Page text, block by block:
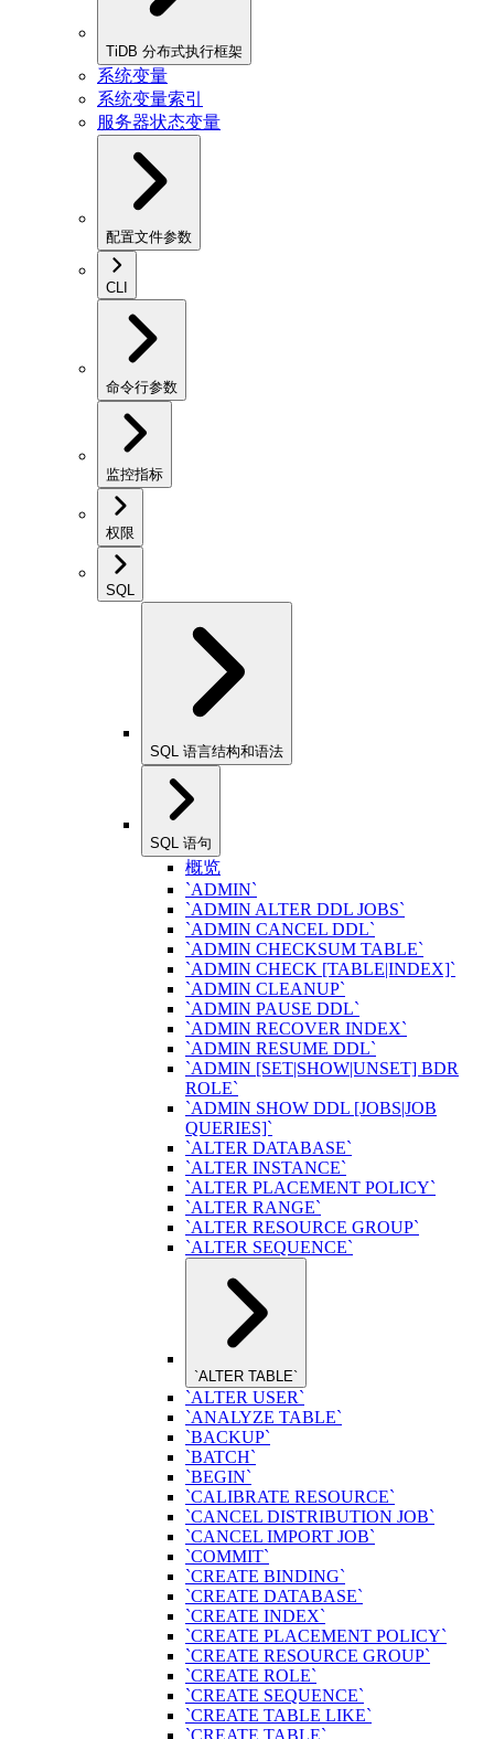
TiDB 分布式执行框架
系统变量
系统变量索引
服务器状态变量
配置文件参数
CLI
命令行参数
监控指标
权限
SQL
SQL 语言结构和语法
SQL 语句
概览
`ADMIN`
`ADMIN ALTER DDL JOBS`
`ADMIN CANCEL DDL`
`ADMIN CHECKSUM TABLE`
`ADMIN CHECK [TABLE|INDEX]`
`ADMIN CLEANUP`
`ADMIN PAUSE DDL`
`ADMIN RECOVER INDEX`
`ADMIN RESUME DDL`
`ADMIN [SET|SHOW|UNSET] BDR
ROLE`
`ADMIN SHOW DDL [JOBS|JOB
QUERIES]`
`ALTER DATABASE`
`ALTER INSTANCE`
`ALTER PLACEMENT POLICY`
`ALTER RANGE`
`ALTER RESOURCE GROUP`
`ALTER SEQUENCE`
`ALTER TABLE`
`ALTER USER`
`ANALYZE TABLE`
`BACKUP`
`BATCH`
`BEGIN`
`CALIBRATE RESOURCE`
`CANCEL DISTRIBUTION JOB`
`CANCEL IMPORT JOB`
`COMMIT`
`CREATE BINDING`
`CREATE DATABASE`
`CREATE INDEX`
`CREATE PLACEMENT POLICY`
`CREATE RESOURCE GROUP`
`CREATE ROLE`
`CREATE SEQUENCE`
`CREATE TABLE LIKE`
`CREATE TABLE`